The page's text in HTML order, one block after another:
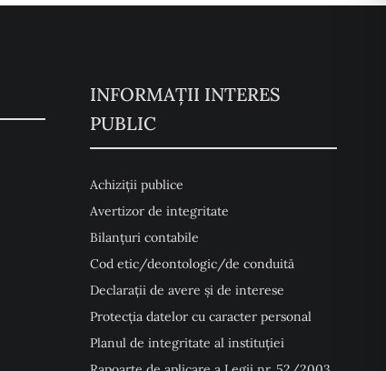
INFORMAȚII INTERES
PUBLIC
Achiziții publice
Avertizor de integritate
Bilanțuri contabile
Cod etic/deontologic/de conduită
Declarații de avere și de interese
Protecția datelor cu caracter personal
Planul de integritate al instituției